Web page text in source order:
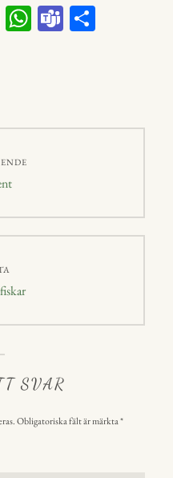
Li W
p
Te
SVAR
Obligatoriska fält är märkta*